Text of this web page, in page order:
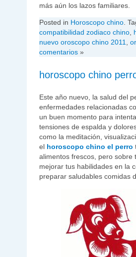
más aún los lazos familiares.
Posted in Horoscopo chino .
compatibilidad zodiaco chino
nuevo oroscopo chino 2011
comentarios »
horoscopo chino
Este año nuevo, la salud del
enfermedades relacionadas
un buen momento para
tensiones de espalda y
como la meditación,
el horoscopo chino el perro
alimentos frescos, pero
mejorar tus habilidades en la
preparar saludables comidas